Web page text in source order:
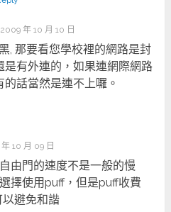
2009 年 10 月 10 日
, 那要看您學校裡的網路是封
是有外連的，如果連網際網路
的話當然是連不上囉。
10 月 09 日
由門的速度不是一般的慢
擇使用puff，但是puff收費
避免和諧